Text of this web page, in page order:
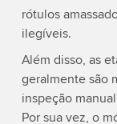
rótulos
ilegíveis.
Além disso, as
geralmente são
inspeção
Por sua vez, o